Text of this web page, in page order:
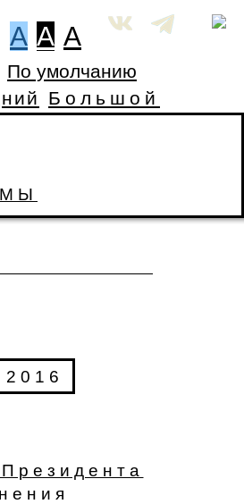
A A A
По умолчанию
Большой
2016